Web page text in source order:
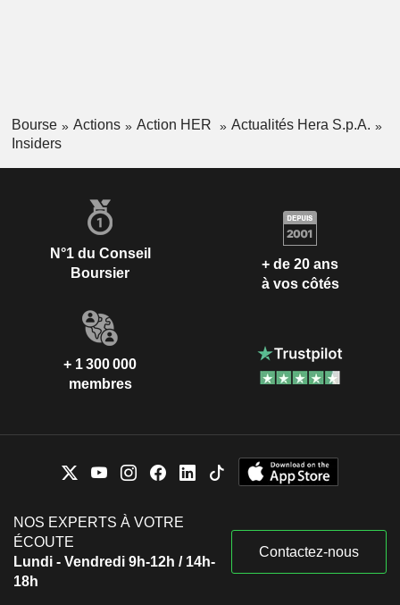
Bourse Actions Action HER
Actualités Hera S.p.A.
Insiders
N°1 du Conseil
Boursier
+ de 20 ans
à vos côtés
+ 1 300 000
membres
NOS EXPERTS À VOTRE
ÉCOUTE
Lundi - Vendredi 9h-12h / 14h-
18h
Contactez-nous